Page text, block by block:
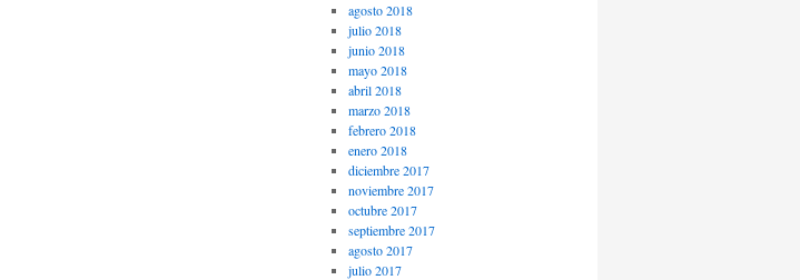
agosto 2018
julio 2018
junio 2018
mayo 2018
abril 2018
marzo 2018
febrero 2018
enero 2018
diciembre 2017
noviembre 2017
octubre 2017
septiembre 2017
agosto 2017
julio 2017